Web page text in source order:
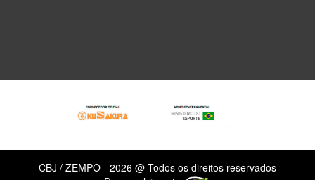
CBJ / ZEMPO - 2026 @ Todos os direitos reservados